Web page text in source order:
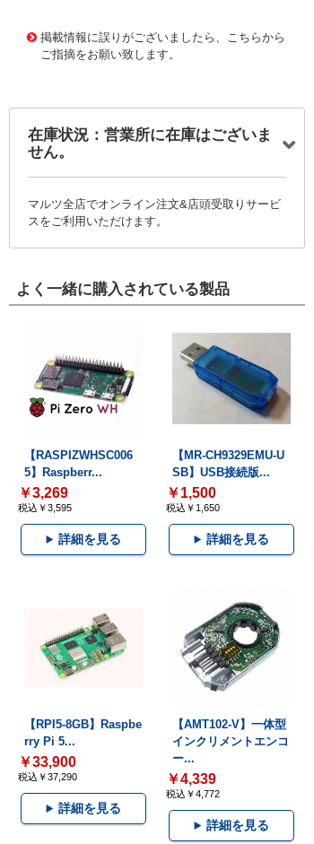
掲載情報に誤りがございましたら、こちらから
ご指摘をお願い致します。
在庫状況：営業所に在庫はございま
せん。
マルツ全店でオンライン注文&店頭受取りサービ
スをご利用いただけます。
よく一緒に購入されている製品
【RASPIZWHSC006
5】Raspberr...
￥3,269
税込￥3,595
詳細を見る
【MR-CH9329EMU-U
SB】USB接続版...
￥1,500
税込￥1,650
詳細を見る
【RPI5-8GB】Raspbe
rry Pi 5...
￥33,900
税込￥37,290
詳細を見る
【AMT102-V】一体型
インクリメントエンコ
ー...
￥4,339
税込￥4,772
詳細を見る